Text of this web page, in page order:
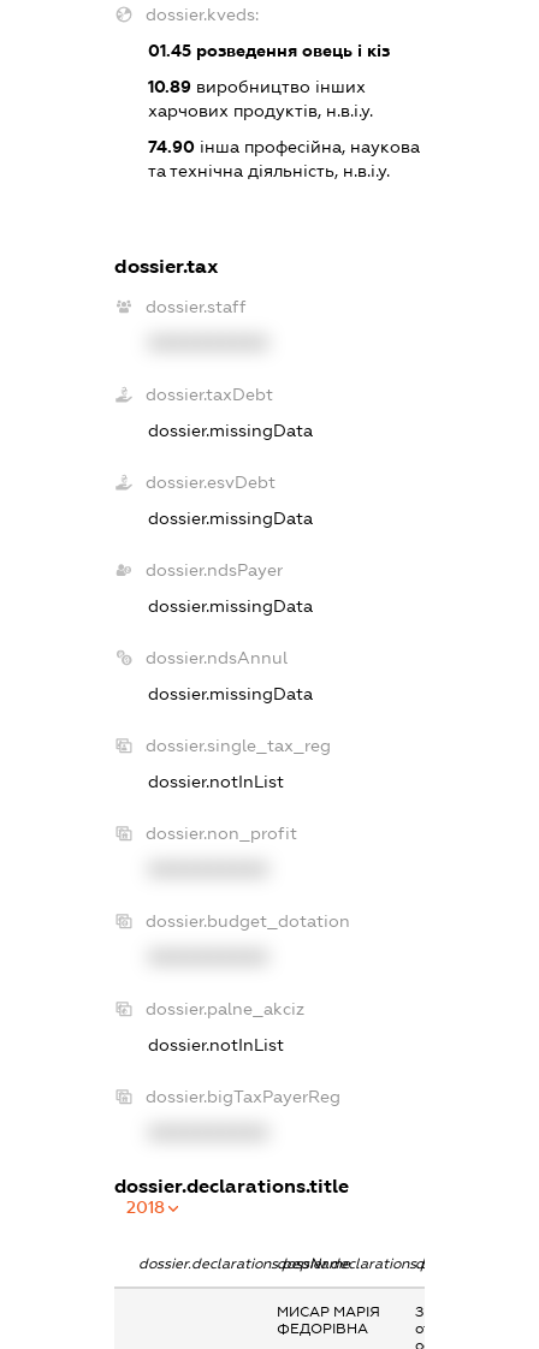
dossier.kveds:
01.45розведення овець і кіз
10.89виробництво інших
харчових продуктів, н.в.і.у.
74.90інша професійна, наукова
та технічна діяльність, н.в.і.у.
dossier.tax
dossier.staff
dossier.taxDebt
dossier.missingData
dossier.esvDebt
dossier.missingData
dossier.ndsPayer
dossier.missingData
dossier.ndsAnnul
dossier.missingData
dossier.single_tax_reg
dossier.notInList
dossier.non_profit
dossier.budget_dotation
dossier.palne_akciz
dossier.notInList
dossier.bigTaxPayerReg
dossier.declarations.title
2018
dossier.declarations.pepNamedossier.declarations.personName
МИСАР МАРІЯ
ФЕДОРІВНА
Заробітна плата
отримана за
основним місцем